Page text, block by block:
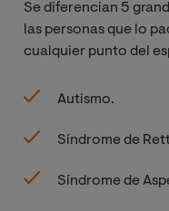
Se diferencian 5
las personas que lo
cualquier punto del
Autismo.
Síndrome de
Síndrome de